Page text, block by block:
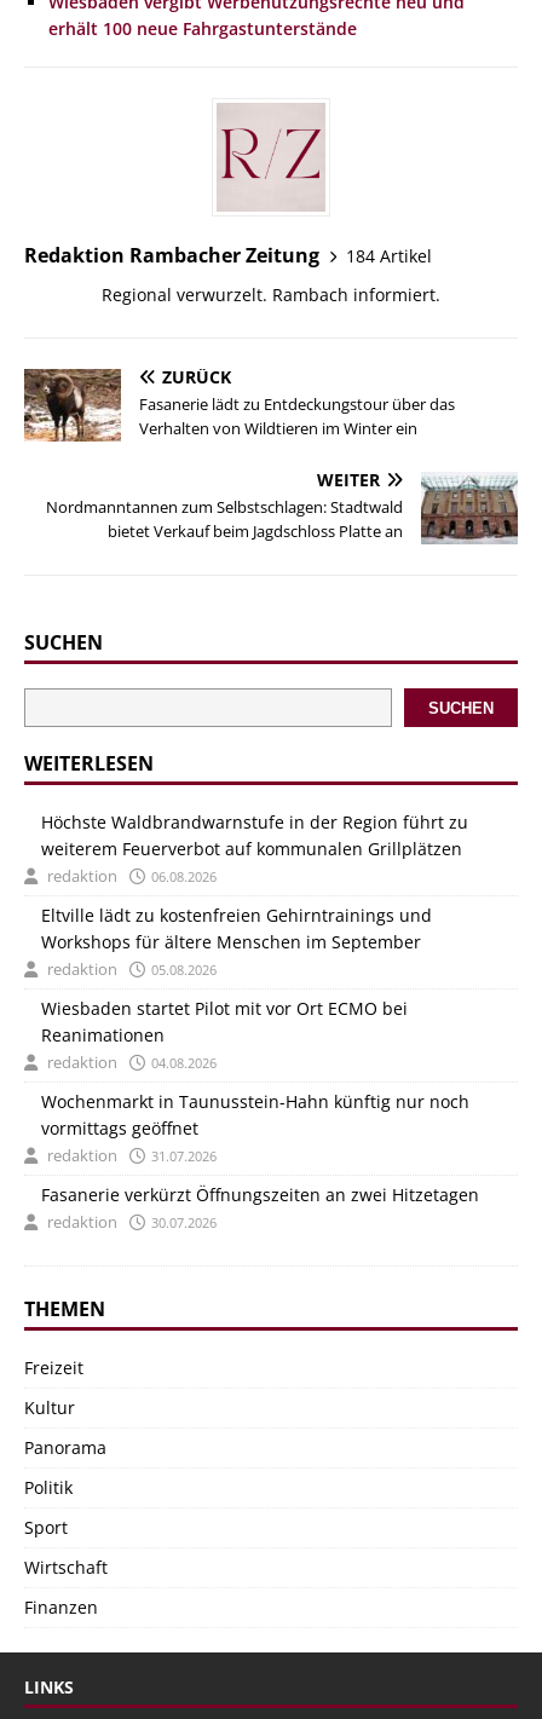
erhält 100 neue Fahrgastunterstände
Redaktion Rambacher Zeitung
184 Artikel
Regional verwurzelt. Rambach informiert.
ZURÜCK
Fasanerie lädt zu Entdeckungstour über das
Verhalten von Wildtieren im Winter ein
WEITER
Nordmanntannen zum Selbstschlagen: Stadtwald
bietet Verkauf beim Jagdschloss Platte an
SUCHEN
SUCHEN
WEITERLESEN
Höchste Waldbrandwarnstufe in der Region führt zu
weiterem Feuerverbot auf kommunalen Grillplätzen
redaktion 06.08.2026
Eltville lädt zu kostenfreien Gehirntrainings und
Workshops für ältere Menschen im September
redaktion 05.08.2026
Wiesbaden startet Pilot mit vor Ort ECMO bei
Reanimationen
redaktion 04.08.2026
Wochenmarkt in Taunusstein-Hahn künftig nur noch
vormittags geöffnet
redaktion 31.07.2026
Fasanerie verkürzt Öffnungszeiten an zwei Hitzetagen
redaktion 30.07.2026
THEMEN
Freizeit
Kultur
Panorama
Politik
Sport
Wirtschaft
Finanzen
LINKS